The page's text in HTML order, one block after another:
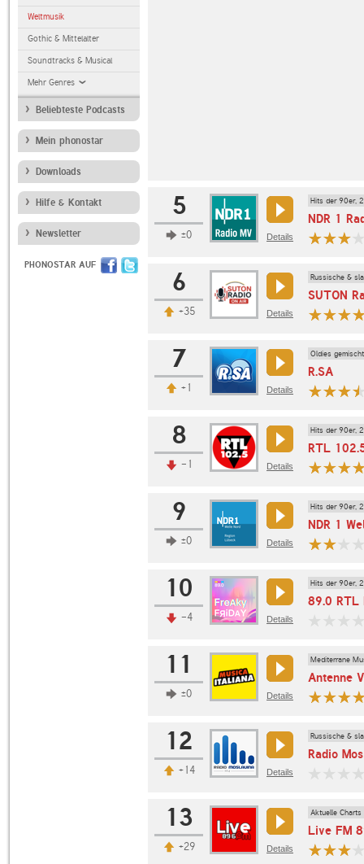
Weltmusik
Gothic & Mittelalter
Soundtracks & Musical
Mehr Genres
Beliebteste Podcasts
Mein phonostar
Downloads
Hilfe & Kontakt
Newsletter
PHONOSTAR AUF
5
±0 Details
Hits der 90er,
NDR 1
6
+35 Details
Russische &
SUTON
7
+1 Details
Oldies gemischt
R.SA
8
-1 Details
Hits der 90er,
RTL
9
±0 Details
Hits der 90er,
NDR 1
10
-4 Details
Hits der 90er,
89.0 RTL
11
±0 Details
Mediterrane
Antenne
12
+14 Details
Russische &
Radio
13
+29 Details
Aktuelle Charts
Live FM